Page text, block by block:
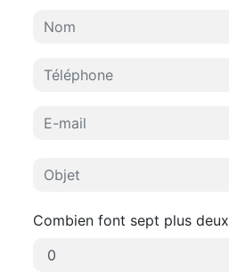
Combien font sept plus deux